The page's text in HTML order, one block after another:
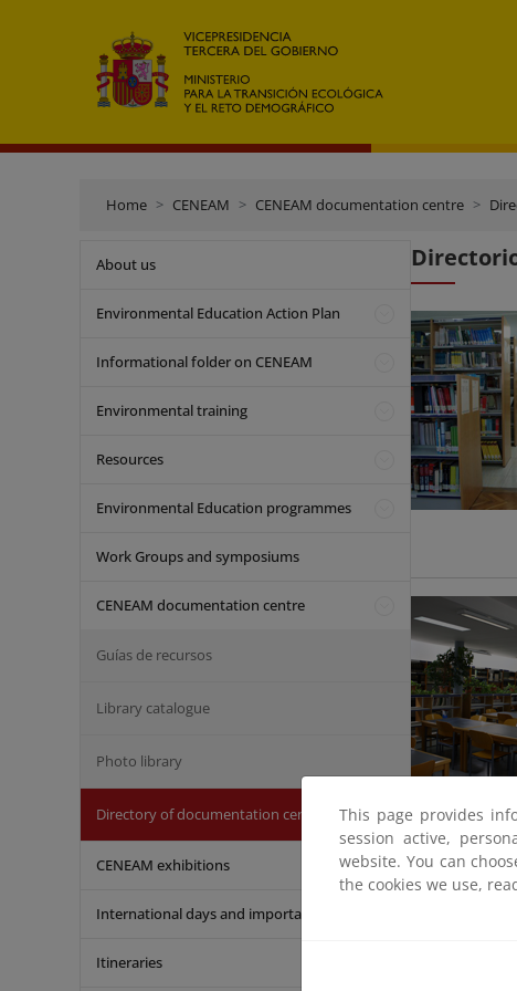
Home CENEAM CENEAM documentation centre
About us
Environmental Education Action Plan
Informational folder on CENEAM
Environmental training
Resources
Environmental Education programmes
Work Groups and symposiums
CENEAM documentation centre
Guías de recursos
Library catalogue
Photo library
Directory of documentation centres
CENEAM exhibitions
International days and important dates
Itineraries
This page provides
session active,
website. You can
the cookies we use,